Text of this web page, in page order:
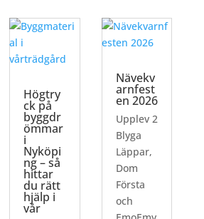
Högtry
ck på
byggdr
ömmar
i
Nyköpi
ng – så
hittar
du rätt
hjälp i
vår
Nävekv
arnfest
en 2026
Upplev 2
Blyga
Läppar,
Dom
Första
och